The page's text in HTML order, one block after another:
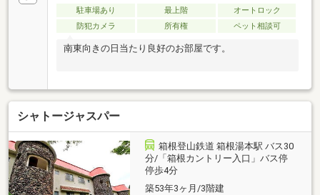
駐車場あり 最上階
オートロック
防犯カメラ
所有権 ペット相談可
南東向きの日当たり良好のお部屋です。
シャトージャスパー
箱根登山鉄道 箱根湯本駅 バス30
分/「箱根カントリー入口」バス停
停歩4分
築53年3ヶ月/3階建